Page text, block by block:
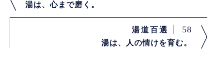
湯は、心まで磨く。
湯道百選 58
湯は、人の情けを育む。